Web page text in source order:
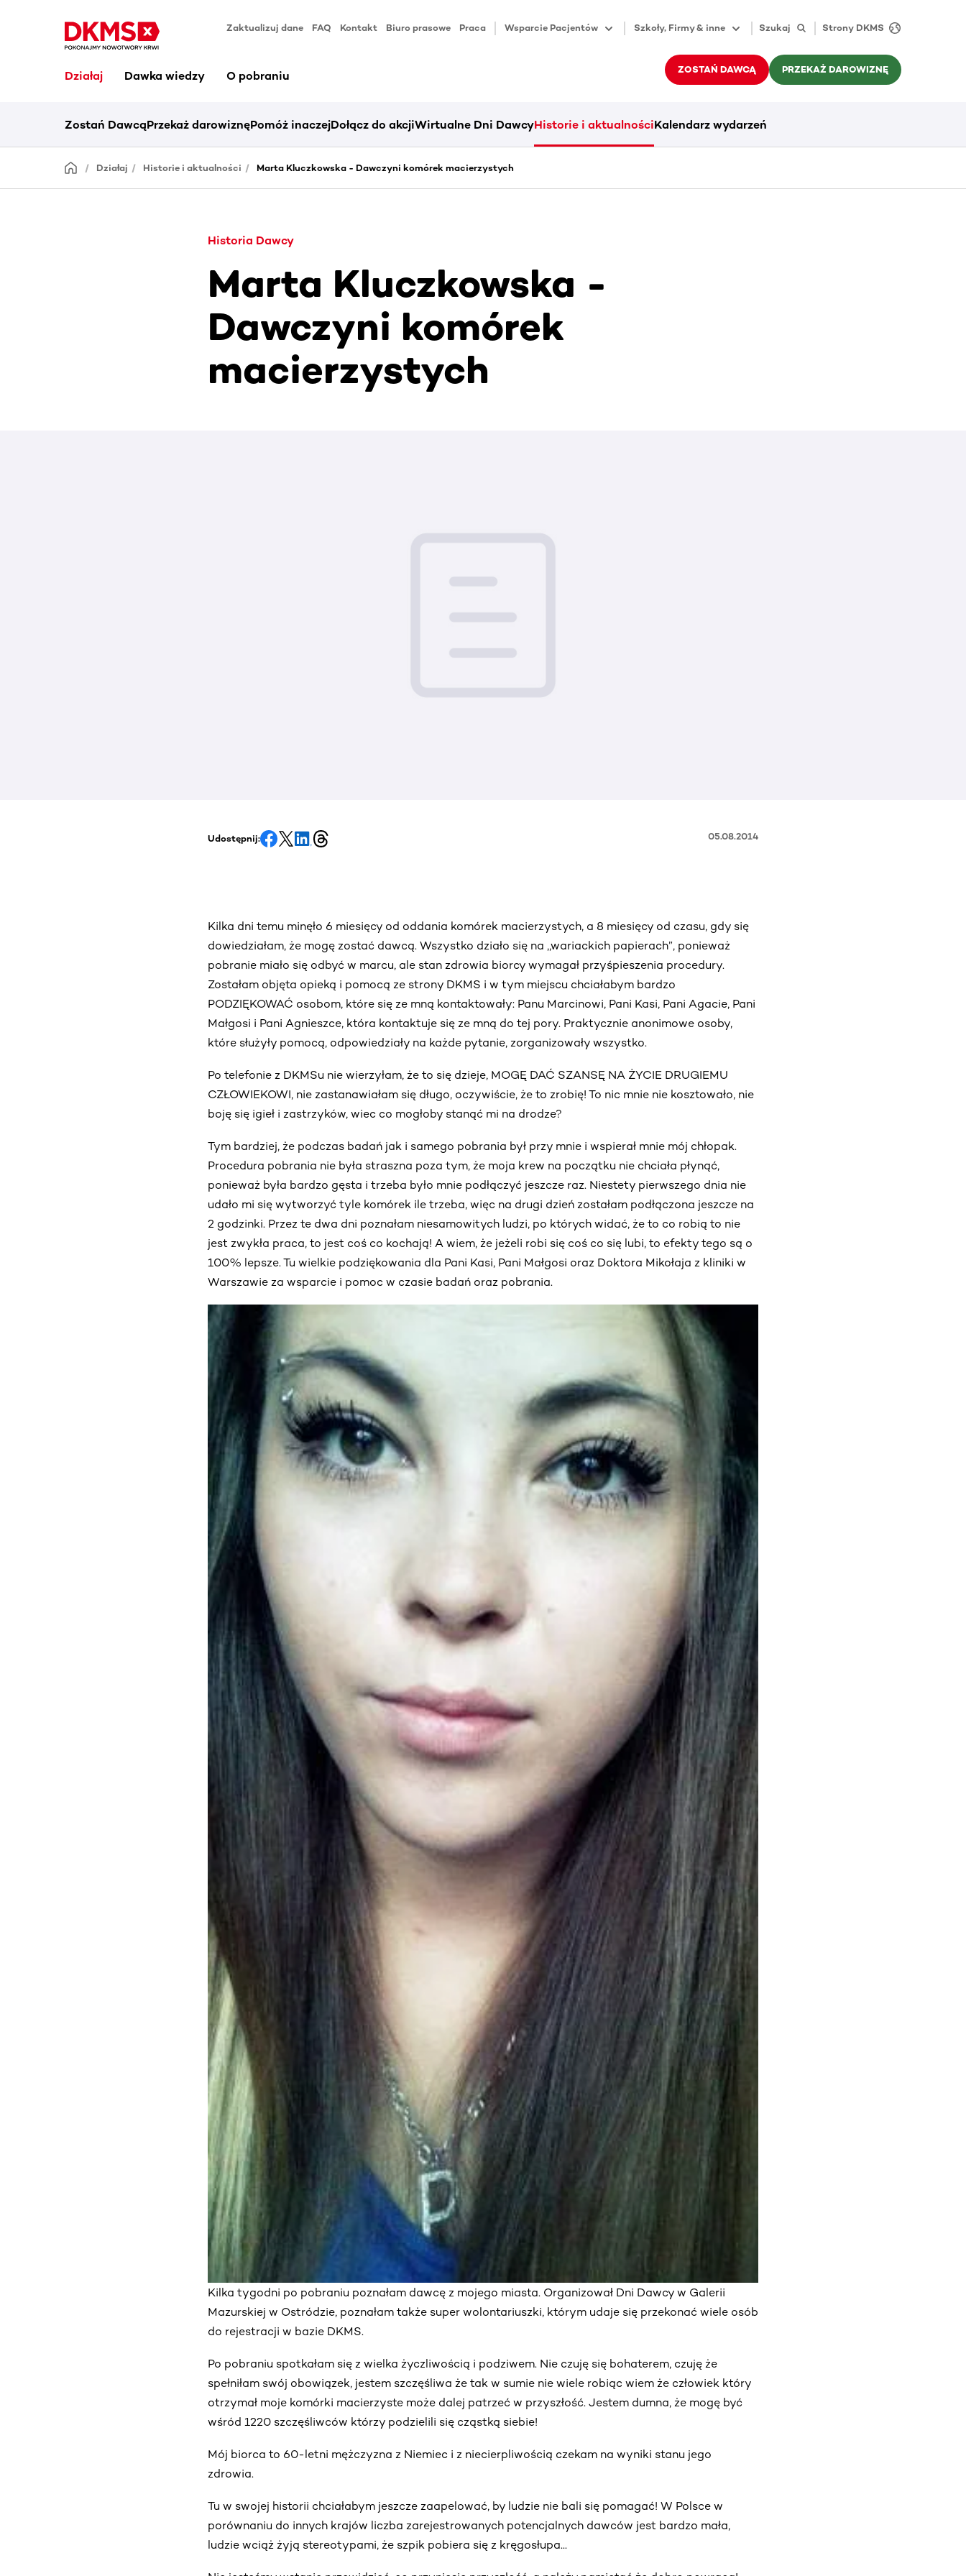
Zaktualizuj dane FAQ Kontakt Biuro prasowe Praca Wsparcie Pacjentów Szkoły, Firmy & inne Szukaj Strony DKMS
Działaj Dawka wiedzy O pobraniu ZOSTAŃ DAWCĄ PRZEKAŻ DAROWIZNĘ
Zostań DawcąPrzekaż darowiznęPomóż inaczejDołącz do akcjiWirtualne Dni DawcyHistorie i aktualnościKalendarz wydarzeń
Działaj Historie i aktualności Marta Kluczkowska - Dawczyni komórek macierzystych
Historia Dawcy
Marta Kluczkowska -
Dawczyni komórek
macierzystych
Udostępnij: 05.08.2014
Kilka dni temu minęło 6 miesięcy od oddania komórek macierzystych, a 8 miesięcy od czasu, gdy się
dowiedziałam, że mogę zostać dawcą. Wszystko działo się na ,,wariackich papierach”, ponieważ
pobranie miało się odbyć w marcu, ale stan zdrowia biorcy wymagał przyśpieszenia procedury.
Zostałam objęta opieką i pomocą ze strony DKMS i w tym miejscu chciałabym bardzo
PODZIĘKOWAĆ osobom, które się ze mną kontaktowały: Panu Marcinowi, Pani Kasi, Pani Agacie, Pani
Małgosi i Pani Agnieszce, która kontaktuje się ze mną do tej pory. Praktycznie anonimowe osoby,
które służyły pomocą, odpowiedziały na każde pytanie, zorganizowały wszystko.
Po telefonie z DKMSu nie wierzyłam, że to się dzieje, MOGĘ DAĆ SZANSĘ NA ŻYCIE DRUGIEMU
CZŁOWIEKOWI, nie zastanawiałam się długo, oczywiście, że to zrobię! To nic mnie nie kosztowało, nie
boję się igieł i zastrzyków, wiec co mogłoby stanąć mi na drodze?
Tym bardziej, że podczas badań jak i samego pobrania był przy mnie i wspierał mnie mój chłopak.
Procedura pobrania nie była straszna poza tym, że moja krew na początku nie chciała płynąć,
ponieważ była bardzo gęsta i trzeba było mnie podłączyć jeszcze raz. Niestety pierwszego dnia nie
udało mi się wytworzyć tyle komórek ile trzeba, więc na drugi dzień zostałam podłączona jeszcze na
2 godzinki. Przez te dwa dni poznałam niesamowitych ludzi, po których widać, że to co robią to nie
jest zwykła praca, to jest coś co kochają! A wiem, że jeżeli robi się coś co się lubi, to efekty tego są o
100% lepsze. Tu wielkie podziękowania dla Pani Kasi, Pani Małgosi oraz Doktora Mikołaja z kliniki w
Warszawie za wsparcie i pomoc w czasie badań oraz pobrania.
Kilka tygodni po pobraniu poznałam dawcę z mojego miasta. Organizował Dni Dawcy w Galerii
Mazurskiej w Ostródzie, poznałam także super wolontariuszki, którym udaje się przekonać wiele osób
do rejestracji w bazie DKMS.
Po pobraniu spotkałam się z wielka życzliwością i podziwem. Nie czuję się bohaterem, czuję że
spełniłam swój obowiązek, jestem szczęśliwa że tak w sumie nie wiele robiąc wiem że człowiek który
otrzymał moje komórki macierzyste może dalej patrzeć w przyszłość. Jestem dumna, że mogę być
wśród 1220 szczęśliwców którzy podzielili się cząstką siebie!
Mój biorca to 60-letni mężczyzna z Niemiec i z niecierpliwością czekam na wyniki stanu jego
zdrowia.
Tu w swojej historii chciałabym jeszcze zaapelować, by ludzie nie bali się pomagać! W Polsce w
porównaniu do innych krajów liczba zarejestrowanych potencjalnych dawców jest bardzo mała,
ludzie wciąż żyją stereotypami, że szpik pobiera się z kręgosłupa...